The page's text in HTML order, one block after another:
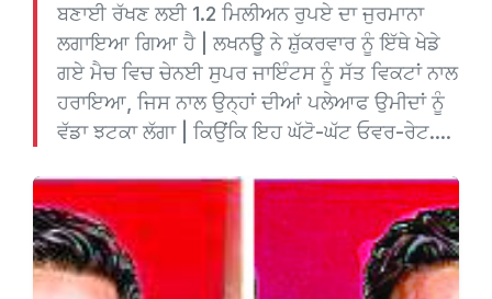
ਬਣਾਈ ਰੱਖਣ ਲਈ 1.2 ਮਿਲੀਅਨ ਰੁਪਏ ਦਾ ਜੁਰਮਾਨਾ
ਲਗਾਇਆ ਗਿਆ ਹੈ | ਲਖਨਊ ਨੇ ਸ਼ੁੱਕਰਵਾਰ ਨੂੰ ਇੱਥੇ ਖੇਡੇ
ਗਏ ਮੈਚ ਵਿਚ ਚੇਨਈ ਸੁਪਰ ਜਾਇੰਟਸ ਨੂੰ ਸੱਤ ਵਿਕਟਾਂ ਨਾਲ
ਹਰਾਇਆ, ਜਿਸ ਨਾਲ ਉਨ੍ਹਾਂ ਦੀਆਂ ਪਲੇਆਫ ਉਮੀਦਾਂ ਨੂੰ
ਵੱਡਾ ਝਟਕਾ ਲੱਗਾ | ਕਿਉਂਕਿ ਇਹ ਘੱਟੋ-ਘੱਟ ਓਵਰ-ਰੇਟ....